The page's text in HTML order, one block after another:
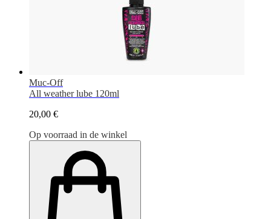
Muc-Off
All weather lube 120ml
20,00 €
Op voorraad in de winkel